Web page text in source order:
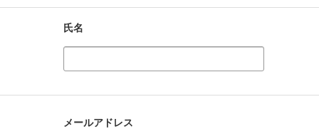
氏名
メールアドレス